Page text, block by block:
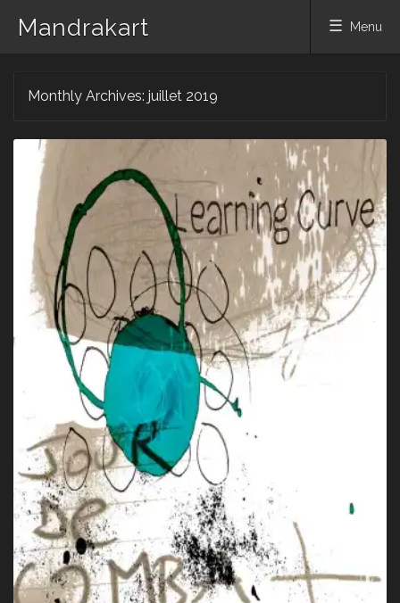
Mandrakart Menu
Monthly Archives: juillet 2019